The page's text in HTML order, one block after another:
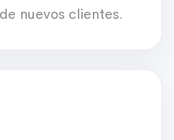
nuevos clientes.